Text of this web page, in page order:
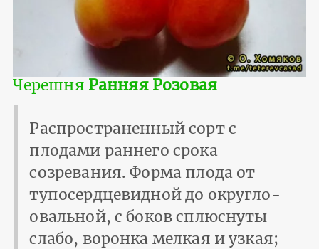
Черешня Ранняя Розовая
Распространенный сорт с
плодами раннего срока
созревания. Форма плода от
тупосердцевидной до округло-
овальной, с боков сплюснуты
слабо, воронка мелкая и узкая;